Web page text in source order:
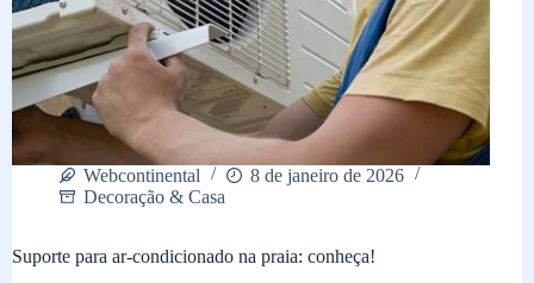
Webcontinental
8 de janeiro de 2026
Decoração & Casa
Suporte para ar-condicionado na praia: conheça!